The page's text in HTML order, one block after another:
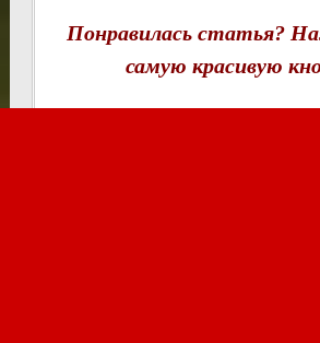
Понравилась статья?
самую красивую